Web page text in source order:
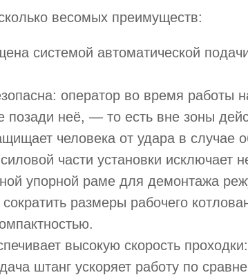
весомых преимуществ:
системой автоматической
оператор во время работы
неё, — то есть вне зоны
человека от удара в случае
части установки исключает
упорной раме для демонтажа
размеры рабочего
высокую скорость
штанг ускоряет работу по